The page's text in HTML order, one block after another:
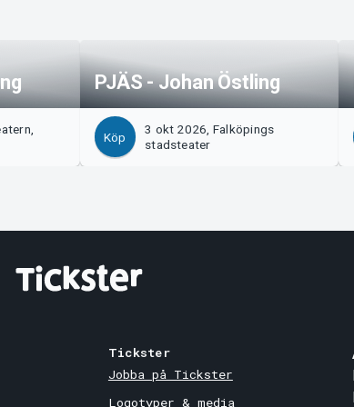
PJÄS - Johan Östling
Köp
3 okt 2026, Falköpings
stadsteater
Tickster
Jobba på Tickster
Logotyper & media